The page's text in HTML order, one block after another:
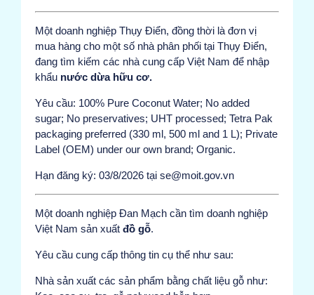
Một doanh nghiệp Thụy Điển, đồng thời là đơn vị
mua hàng cho một số nhà phân phối tại Thụy Điển,
đang tìm kiếm các nhà cung cấp Việt Nam để nhập
khẩu nước dừa hữu cơ.
Yêu cầu: 100% Pure Coconut Water; No added
sugar; No preservatives; UHT processed; Tetra Pak
packaging preferred (330 ml, 500 ml and 1 L); Private
Label (OEM) under our own brand; Organic.
Hạn đăng ký: 03/8/2026 tại se@moit.gov.vn
Một doanh nghiệp Đan Mạch cần tìm doanh nghiệp
Việt Nam sản xuất đồ gỗ.
Yêu cầu cung cấp thông tin cụ thể như sau:
Nhà sản xuất các sản phẩm bằng chất liệu gỗ như: